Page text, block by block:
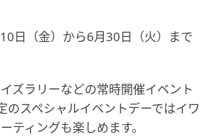
日（金）から6月30日（火）まで
ズラリーなどの常時開催イベント
のスペシャルイベントデーではイワ
ティングも楽しめます。